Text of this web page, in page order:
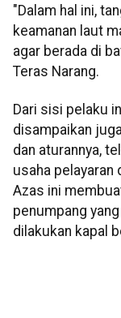
"Dalam hal ini,
keamanan laut
agar berada di
Teras Narang.
Dari sisi pelaku
disampaikan
dan aturannya,
usaha pelayaran
Azas ini
penumpang
dilakukan kapal